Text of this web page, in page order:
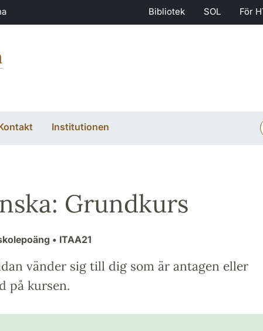
Bibliotek SOL För
Institutionen
Grundkurs
• ITAA21
vänder sig till dig som är antagen eller
på kursen.